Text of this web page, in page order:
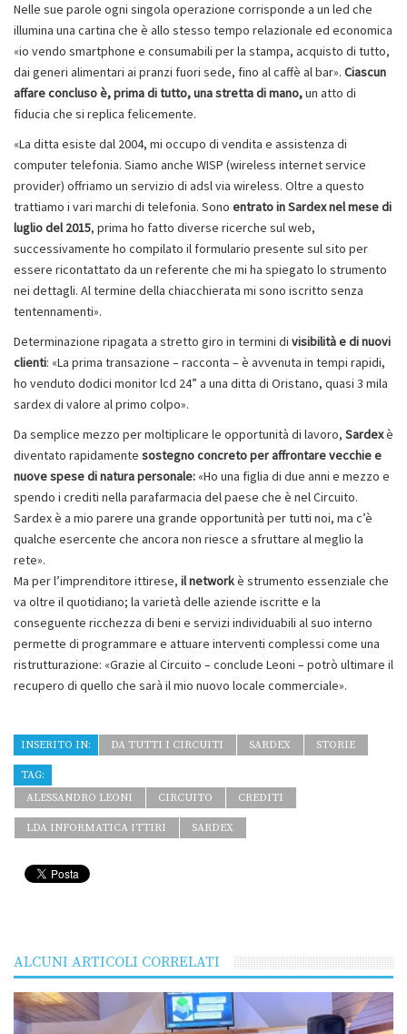
Nelle sue parole ogni singola operazione corrisponde a un led che
illumina una cartina che è allo stesso tempo relazionale ed economica
«io vendo smartphone e consumabili per la stampa, acquisto di tutto,
dai generi alimentari ai pranzi fuori sede, fino al caffè al bar». Ciascun
affare concluso è, prima di tutto, una stretta di mano,un atto di
fiducia che si replica felicemente.
«La ditta esiste dal 2004, mi occupo di vendita e assistenza di
computer telefonia. Siamo anche WISP (wireless internet service
provider) offriamo un servizio di adsl via wireless. Oltre a questo
trattiamo i vari marchi di telefonia. Sono entrato in Sardex nel mese di
luglio del 2015, prima ho fatto diverse ricerche sul web,
successivamente ho compilato il formulario presente sul sito per
essere ricontattato da un referente che mi ha spiegato lo strumento
nei dettagli. Al termine della chiacchierata mi sono iscritto senza
tentennamenti».
Determinazione ripagata a stretto giro in termini di visibilità e di nuovi
clienti: «La prima transazione – racconta – è avvenuta in tempi rapidi,
ho venduto dodici monitor lcd 24” a una ditta di Oristano, quasi 3 mila
sardex di valore al primo colpo».
Da semplice mezzo per moltiplicare le opportunità di lavoro, Sardexè
diventato rapidamente sostegno concreto per affrontare vecchie e
nuove spese di natura personale: «Ho una figlia di due anni e mezzo e
spendo i crediti nella parafarmacia del paese che è nel Circuito.
Sardex è a mio parere una grande opportunità per tutti noi, ma c’è
qualche esercente che ancora non riesce a sfruttare al meglio la
rete».
Ma per l’imprenditore ittirese, il networkè strumento essenziale che
va oltre il quotidiano; la varietà delle aziende iscritte e la
conseguente ricchezza di beni e servizi individuabili al suo interno
permette di programmare e attuare interventi complessi come una
ristrutturazione: «Grazie al Circuito – conclude Leoni – potrò ultimare il
recupero di quello che sarà il mio nuovo locale commerciale».
INSERITO IN: DA TUTTI I CIRCUITI SARDEX STORIE
TAG:
ALESSANDRO LEONI
CIRCUITO CREDITI
LDA INFORMATICA ITTIRI SARDEX
ALCUNI ARTICOLI CORRELATI